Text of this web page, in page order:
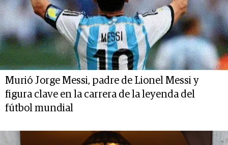
Murió Jorge Messi, padre de Lionel Messi y
figura clave en la carrera de la leyenda del
fútbol mundial